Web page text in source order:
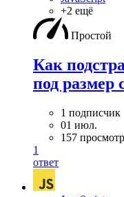
+2 ещё
Простой
Как
под размер
1 подписчик
01 июл.
157
1
ответ